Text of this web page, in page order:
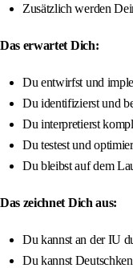
Zusätzlich werden
Das erwartet Dich:
Du entwirfst und
Du identifizierst und
Du interpretierst
Du testest und
Du bleibst auf dem
Das zeichnet Dich aus:
Du kannst an der IU
Du kannst